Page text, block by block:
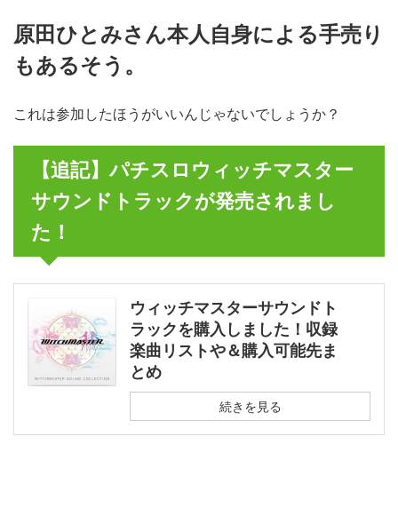
原田ひとみさん本人自身による手売り
もあるそう。
これは参加したほうがいいんじゃないでしょうか？
【追記】パチスロウィッチマスター
サウンドトラックが発売されまし
た！
ウィッチマスターサウンドト
ラックを購入しました！収録
楽曲リストや＆購入可能先ま
とめ
続きを見る